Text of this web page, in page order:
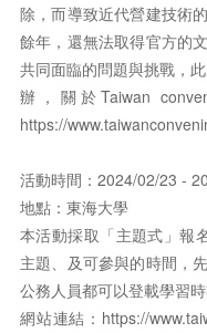
除，而導致近代營建技術
餘年，還無法取得官方的
共同面臨的問題與挑戰，
辦，關於Taiwan
https://
活動時間：2024/02/23 -
地點：東海大學
本活動採取「主題式」報
主題、及可參與的時間，
公務人員都可以登載學習
網站連結： https://